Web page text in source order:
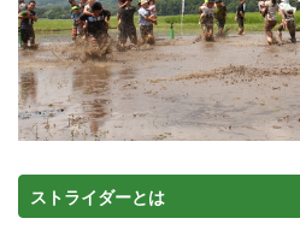
ストライダーとは